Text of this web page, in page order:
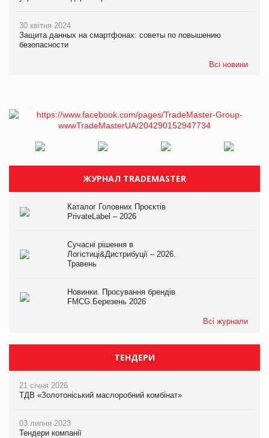
30 квітня 2024
Защита данных на смартфонах: советы по повышению
безопасности
Всі новини
ЖУРНАЛ TRADEMASTER
Каталог Головних Проєктів
PrivateLabel – 2026
Сучасні рішення в
Логістиці&Дистрибуції – 2026.
Травень
Новинки. Просування брендів
FMCG.Березень 2026
Всі журнали
ТЕНДЕРИ
21 січня 2026
ТДВ «Золотоніський маслоробний комбінат»
03 липня 2023
Тендери компанії